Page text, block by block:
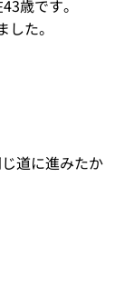
歳です。
た。
道に進みたか